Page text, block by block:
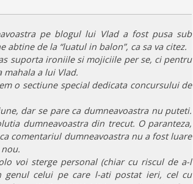
pe blogul lui Vlad a fost pusa sub
abtine de la “luatul in balon”, ca sa va citez.
suporta ironiile si mojiciile per se, ci pentru
a lui Vlad.
o sectiune special dedicata concursului de
dar se pare ca dumneavoastra nu puteti.
dumneavoastra din trecut. O paranteza,
comentariul dumneavoastra nu a fost luare
voi sterge personal (chiar cu riscul de a-l
genul celui pe care l-ati postat ieri, cel cu